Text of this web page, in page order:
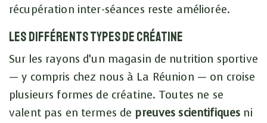
récupération inter-séances reste améliorée.
Les différents types de créatine
Sur les rayons d’un magasin de nutrition sportive
— y compris chez nous à La Réunion — on croise
plusieurs formes de créatine. Toutes ne se
valent pas en termes de preuves scientifiques ni